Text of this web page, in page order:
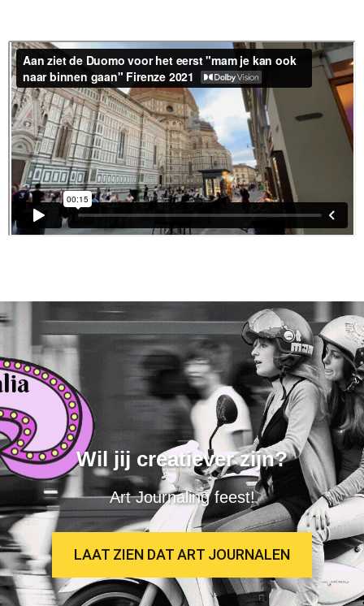
Wil jij creatiever zijn?
Art Journaling feest!
LAAT ZIEN DAT ART JOURNALEN